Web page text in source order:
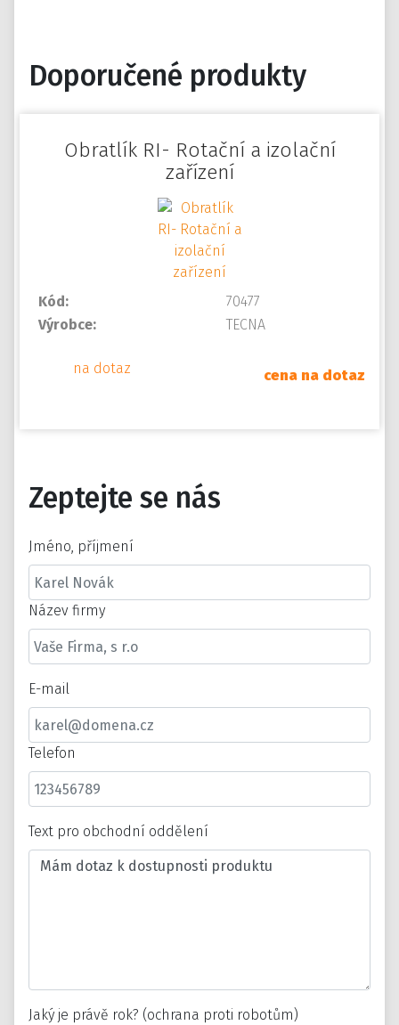
Doporučené produkty
Obratlík RI- Rotační a izolační
zařízení
Kód:
70477
Výrobce:
TECNA
na dotaz cena na dotaz
Zeptejte se nás
Jméno, příjmení
Název firmy
E-mail
Telefon
Text pro obchodní oddělení
Jaký je právě rok? (ochrana proti robotům)